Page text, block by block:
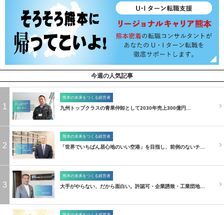
今週の人気記事
1
熊本の未来をつくる経営者
九州トップクラスの青果仲卸として2030年売上300億円…
2
熊本の未来をつくる経営者
「世界でいちばん居心地のいい空港」を目指し、前例のないチ…
3
熊本の未来をつくる経営者
大手がやらない、だから面白い。許認可・企業誘致・工業団地…